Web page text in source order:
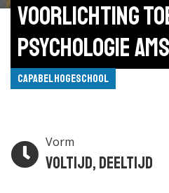
Voorlichting
psychologie
Capabel Hogeschool
Vorm
Voltijd, Deeltijd